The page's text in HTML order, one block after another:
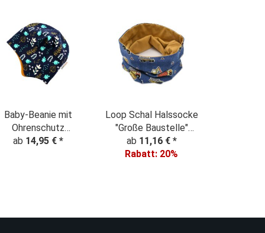
Baby-Beanie mit
Ohrenschutz
"Pflanzentraum"
ab 14,95 € *
Loop Schal Halssocke
"Große Baustelle"
Denim Look
ab 11,16 € *
Rabatt: 20%